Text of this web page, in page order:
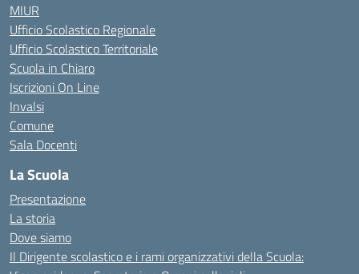
MIUR
Ufficio Scolastico Regionale
Ufficio Scolastico Territoriale
Scuola in Chiaro
Iscrizioni On Line
Invalsi
Comune
Sala Docenti
La Scuola
Presentazione
La storia
Dove siamo
Il Dirigente scolastico e i rami organizzativi della Scuola: